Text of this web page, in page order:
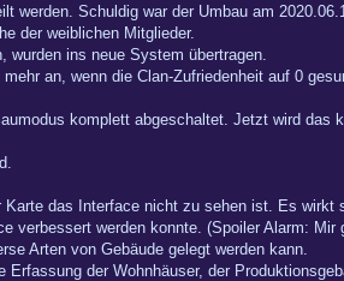
werden. Schuldig war der Umbau am
der weiblichen Mitglieder.
wurden ins neue System übertragen.
an, wenn die Clan-Zufriedenheit auf 0
komplett abgeschaltet. Jetzt wird das
das Interface nicht zu sehen ist. Es wirkt
verbessert werden konnte. (Spoiler Alarm:
Arten von Gebäude gelegt werden kann.
der Wohnhäuser, der